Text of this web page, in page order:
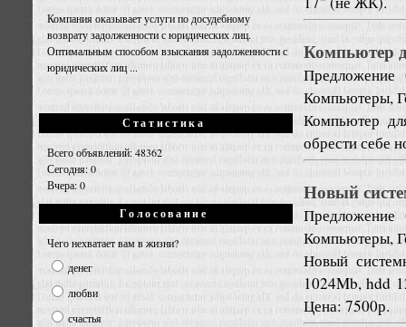
Компания оказывает услуги по досудебному
возврату задолженности с юридических лиц.
Оптимальным способом взыскания задолженности с
юридических лиц ...
Статистика
Всего объявлений: 48362
Сегодня: 0
Вчера: 0
Голосование
Чего нехватает вам в жизни?
денег
любви
счастья
Компьютер
Предложение
Компьютеры,
Компьютер
обрести себе
Новый
Предложение
Компьютеры,
Новый
1024Mb, hdd
Цена: 7500р.